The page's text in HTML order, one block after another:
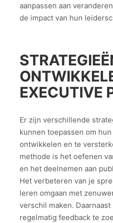
aanpassen aan
de impact van hun
EXECUTIVE
Er zijn verschillende
kunnen toepassen om
ontwikkelen en te
methode is het oefenen
en het deelnemen aan
Het verbeteren van je
leren omgaan met
verschil maken.
regelmatig feedback te